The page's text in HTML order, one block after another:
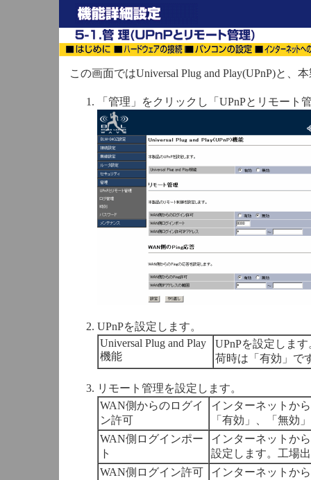
この画面ではUniversal Plug and Play(UPnP)と
「管理」をクリックし「UPnPとリモー
UPnPを設定します。
Universal Plug and Play
機能
UPnPを設定しま
荷時は「有効」で
リモート管理を設定します。
WAN側からのログイ
ン許可
インターネットか
「有効」、「無効
WAN側ログインポー
ト
インターネットか
設定します。工場
WAN側ログイン許可
インターネットか